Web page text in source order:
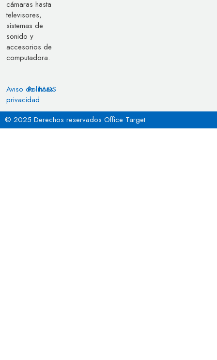
cámaras hasta
televisores,
sistemas de
sonido y
accesorios de
computadora.
Aviso de
privacidad
Políticas
FAQS
© 2025 Derechos reservados Office Target